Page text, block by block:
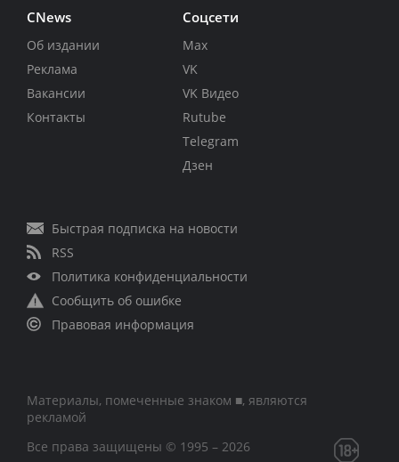
CNews
Об издании
Реклама
Вакансии
Контакты
Соцсети
Max
VK
VK Видео
Rutube
Telegram
Дзен
Быстрая подписка на новости
RSS
Политика конфиденциальности
Сообщить об ошибке
Правовая информация
Материалы, помеченные знаком ■, являются
рекламой
Все права защищены © 1995 – 2026